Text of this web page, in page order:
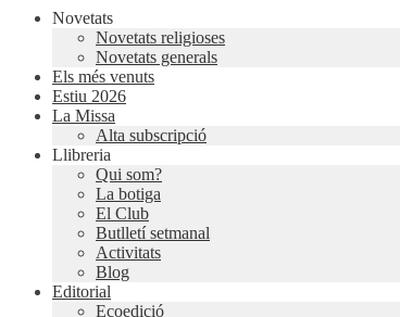
Novetats
Novetats religioses
Novetats generals
Els més venuts
Estiu 2026
La Missa
Alta subscripció
Llibreria
Qui som?
La botiga
El Club
Butlletí setmanal
Activitats
Blog
Editorial
Ecoedició